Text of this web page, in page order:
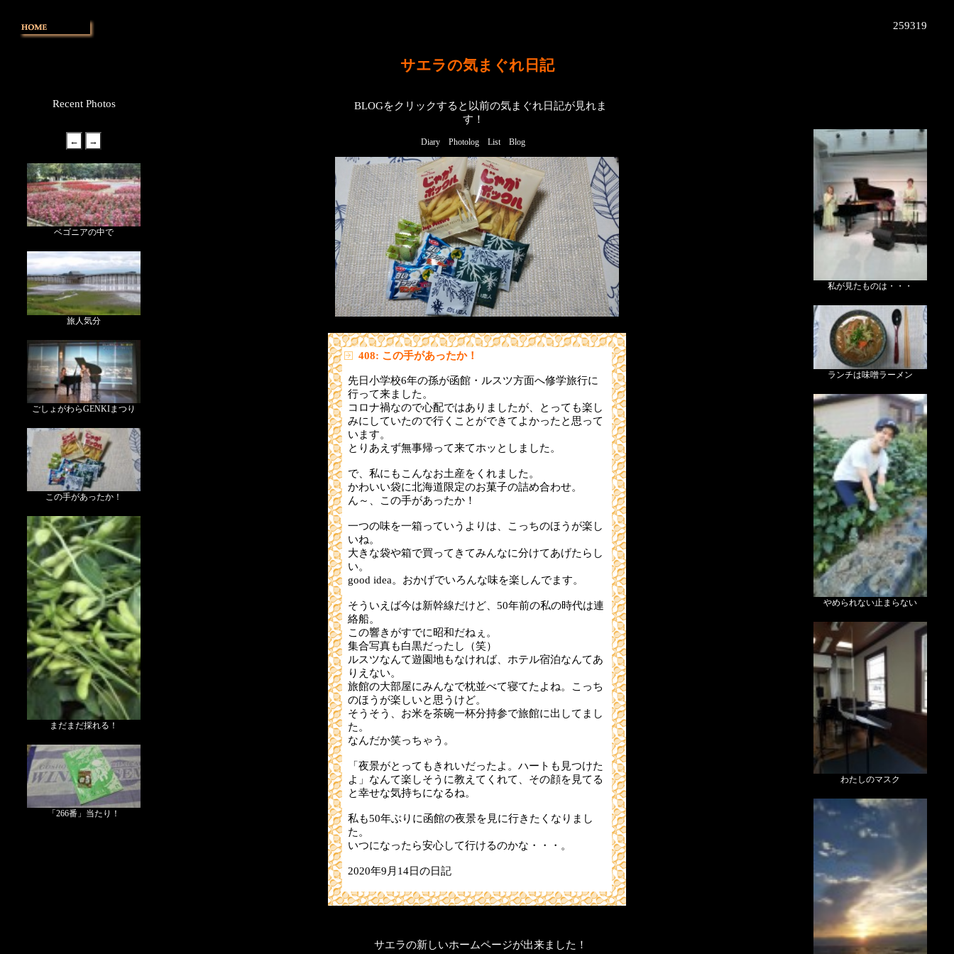
259319
サエラの気まぐれ日記
Recent Photos
ベゴニアの中で
旅人気分
ごしょがわらGENKIまつり
この手があったか！
まだまだ採れる！
「266番」当たり！
BLOGをクリックすると以前の気まぐれ日記が見れま
す！
Diary Photolog List Blog
408: この手があったか！
先日小学校6年の孫が函館・ルスツ方面へ修学旅行に
行って来ました。
コロナ禍なので心配ではありましたが、とっても楽し
みにしていたので行くことができてよかったと思って
います。
とりあえず無事帰って来てホッとしました。
で、私にもこんなお土産をくれました。
かわいい袋に北海道限定のお菓子の詰め合わせ。
ん～、この手があったか！
一つの味を一箱っていうよりは、こっちのほうが楽し
いね。
大きな袋や箱で買ってきてみんなに分けてあげたらし
い。
good idea。おかげでいろんな味を楽しんでます。
そういえば今は新幹線だけど、50年前の私の時代は連
絡船。
この響きがすでに昭和だねぇ。
集合写真も白黒だったし（笑）
ルスツなんて遊園地もなければ、ホテル宿泊なんてあ
りえない。
旅館の大部屋にみんなで枕並べて寝てたよね。こっち
のほうが楽しいと思うけど。
そうそう、お米を茶碗一杯分持参で旅館に出してまし
た。
なんだか笑っちゃう。
「夜景がとってもきれいだったよ。ハートも見つけた
よ」なんて楽しそうに教えてくれて、その顔を見てる
と幸せな気持ちになるね。
私も50年ぶりに函館の夜景を見に行きたくなりまし
た。
いつになったら安心して行けるのかな・・・。
2020年9月14日の日記
サエラの新しいホームページが出来ました！
私が見たものは・・・
ランチは味噌ラーメン
やめられない止まらない
わたしのマスク